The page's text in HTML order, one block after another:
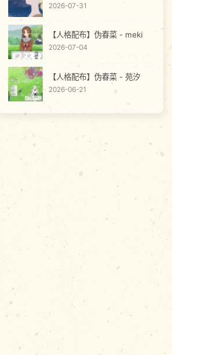
2026-07-31
【人格配布】伪春菜 - meki
2026-07-04
【人格配布】伪春菜 - 苑汐
2026-06-21